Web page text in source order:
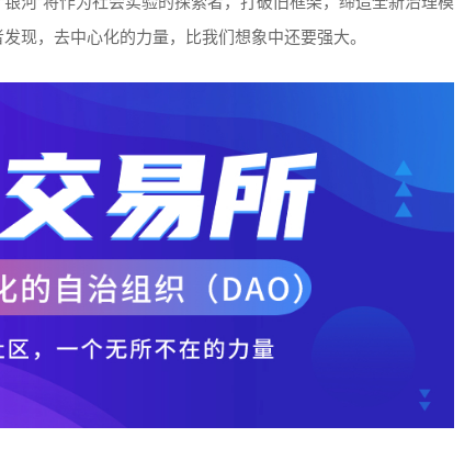
现，去中心化的力量，比我们想象中还要强大。